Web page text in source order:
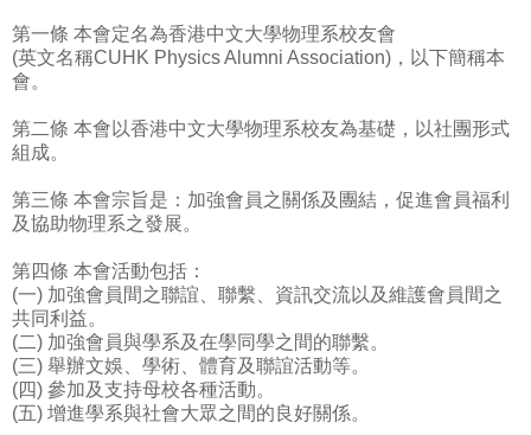
第一條 本會定名為香港中文大學物理系校友會
(英文名稱CUHK Physics Alumni Association)，以下簡稱本
會。
第二條 本會以香港中文大學物理系校友為基礎，以社團形式
組成。
第三條 本會宗旨是：加強會員之關係及團結，促進會員福利
及協助物理系之發展。
第四條 本會活動包括：
(一) 加強會員間之聯誼、聯繫、資訊交流以及維護會員間之
共同利益。
(二) 加強會員與學系及在學同學之間的聯繫。
(三) 舉辦文娛、學術、體育及聯誼活動等。
(四) 參加及支持母校各種活動。
(五) 增進學系與社會大眾之間的良好關係。